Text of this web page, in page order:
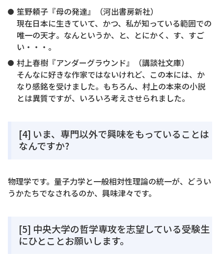
笙野頼子『母の発達』（河出書房新社）
現在日本に生きていて、かつ、私が知っている範囲での
唯一の天才。なんというか、と、とにかく、す、すご
い・・・。
村上春樹『アンダーグラウンド』（講談社文庫）
そんなに好きな作家ではないけれど、この本には、か
なり感銘を受けました。もちろん、村上の本来の小説
とは異質ですが、いろいろ考えさせられました。
[4] いま、専門以外で興味をもっていることは
なんですか?
物理学です。量子力学と一般相対性理論の統一が、どうい
うかたちでなされるのか、興味津々です。
[5] 中央大学の哲学専攻を志望している受験生
にひとことお願いします。